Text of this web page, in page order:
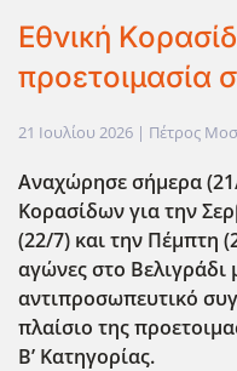
Εθνική
προετοιμασία
21 Ιουλίου 2026 | Πέτρος
Αναχώρησε σήμερα
Κορασίδων για την
(22/7) και την Πέμπτη
αγώνες στο Βελιγράδι
αντιπροσωπευτικό
πλαίσιο της
Β’ Κατηγορίας.